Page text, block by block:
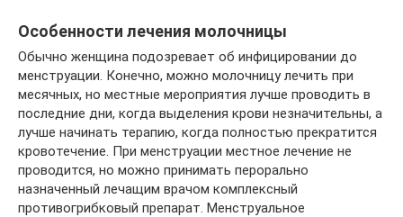
Особенности лечения молочницы
Обычно женщина подозревает об инфицировании до
менструации. Конечно, можно молочницу лечить при
месячных, но местные мероприятия лучше проводить в
последние дни, когда выделения крови незначительны, а
лучше начинать терапию, когда полностью прекратится
кровотечение. При менструации местное лечение не
проводится, но можно принимать перорально
назначенный лечащим врачом комплексный
противогрибковый препарат. Менструальное